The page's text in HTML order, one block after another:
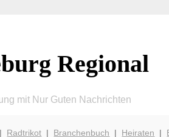
Regional
mit Nur Guten Nachrichten
| Radtrikot | Branchenbuch | Heiraten |